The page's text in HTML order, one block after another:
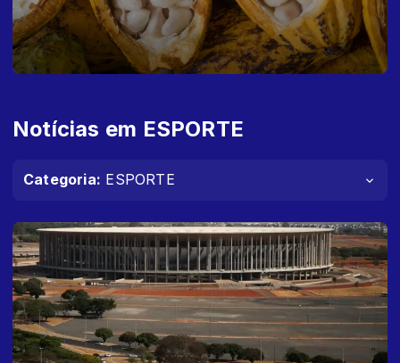
Notícias em ESPORTE
Categoria: ESPORTE